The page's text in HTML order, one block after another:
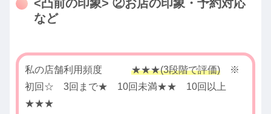
<凸前の印象> ②お店の印象・予約対応
など
私の店舗利用頻度 ★★★(3段階で評価) ※
初回☆ 3回まで★ 10回未満★★ 10回以上
★★★